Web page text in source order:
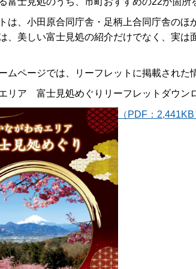
は、小田原合同庁舎・足柄上合同庁舎の
、美しい富士見処の紹介だけでなく、実
ムページでは、リーフレットに掲載され
リア 富士見処めぐりリーフレットダウン
（PDF：2,441KB